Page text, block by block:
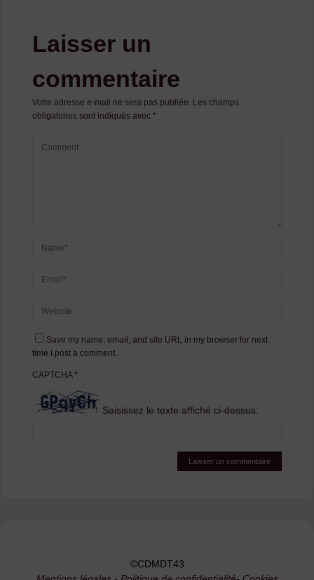
Laisser un
commentaire
Votre adresse e-mail ne sera pas publiée. Les champs
obligatoires sont indiqués avec *
Save my name, email, and site URL in my browser for next
time I post a comment.
CAPTCHA*
Saisissez le texte affiché ci-dessus:
©CDMDT43